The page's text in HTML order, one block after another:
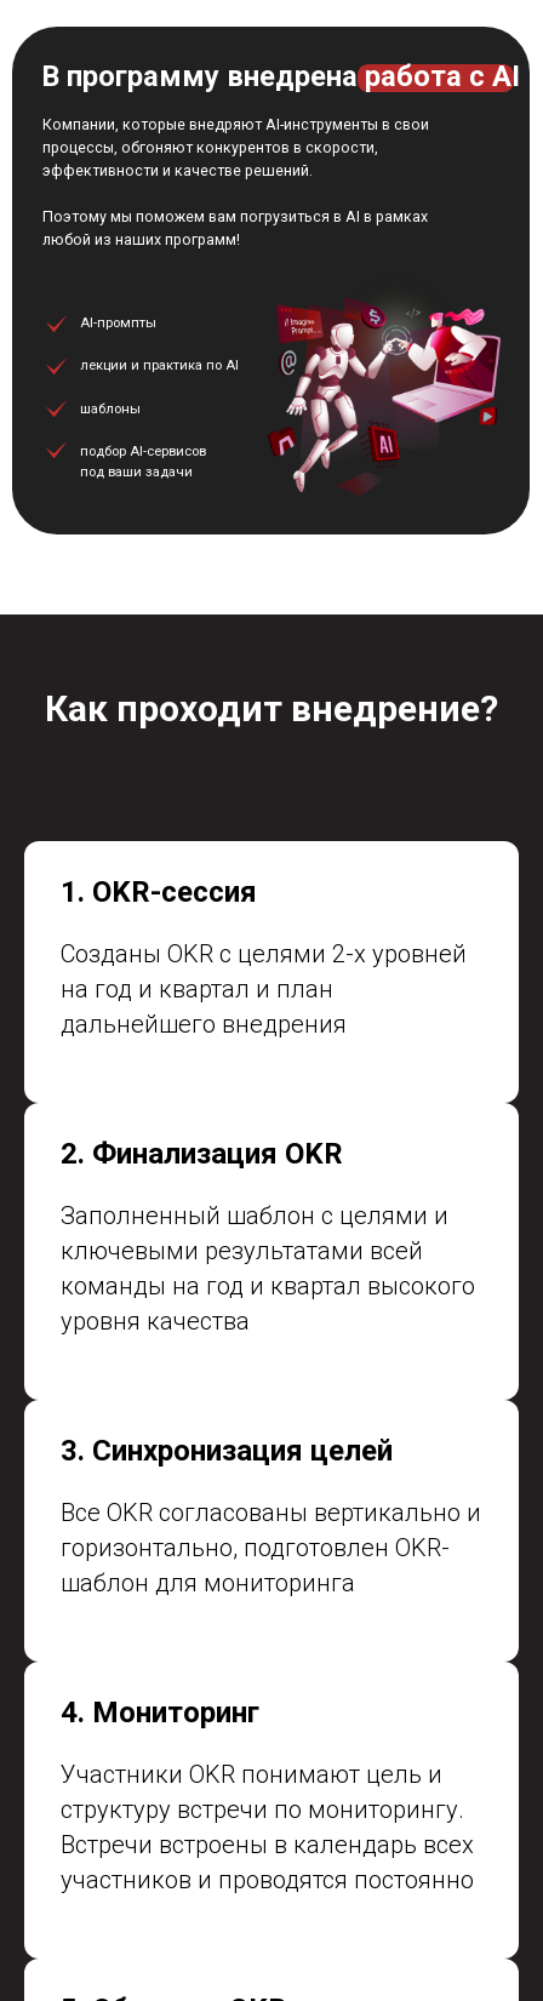
Как проходит внедрение?
1. OKR-сессия
Созданы OKR с целями 2-х уровней
на год и квартал и план
дальнейшего внедрения
2. Финализация OKR
Заполненный шаблон с целями и
ключевыми результатами всей
команды на год и квартал высокого
уровня качества
3. Синхронизация целей
Все OKR согласованы вертикально и
горизонтально, подготовлен OKR-
шаблон для мониторинга
4. Мониторинг
Участники OKR понимают цель и
структуру встречи по мониторингу.
Встречи встроены в календарь всех
участников и проводятся постоянно